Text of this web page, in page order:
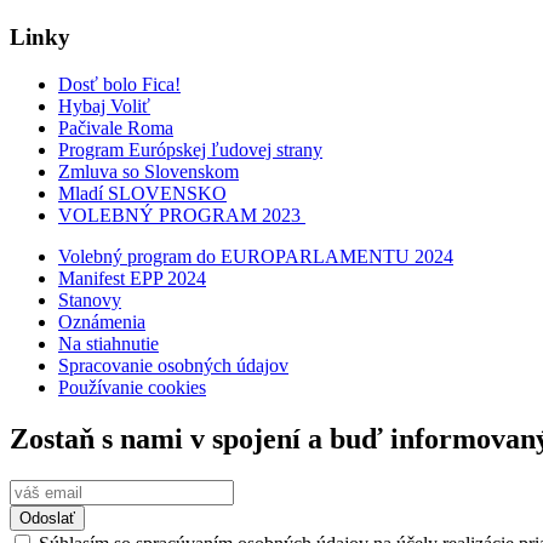
Linky
Dosť bolo Fica!
Hybaj Voliť
Pačivale Roma
Program Európskej ľudovej strany
Zmluva so Slovenskom
Mladí SLOVENSKO
VOLEBNÝ PROGRAM 2023
Volebný program do EUROPARLAMENTU 2024
Manifest EPP 2024
Stanovy
Oznámenia
Na stiahnutie
Spracovanie osobných údajov
Používanie cookies
Zostaň s nami v spojení a buď
Odoslať